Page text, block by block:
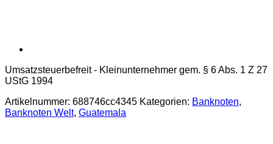
Umsatzsteuerbefreit - Kleinunternehmer gem. § 6 Abs. 1 Z 27
UStG 1994
Artikelnummer: 688746cc4345 Kategorien: Banknoten,
Banknoten Welt, Guatemala